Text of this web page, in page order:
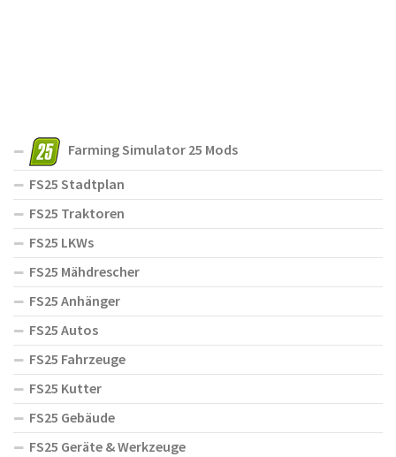
Farming Simulator 25 Mods
FS25 Stadtplan
FS25 Traktoren
FS25 LKWs
FS25 Mähdrescher
FS25 Anhänger
FS25 Autos
FS25 Fahrzeuge
FS25 Kutter
FS25 Gebäude
FS25 Geräte & Werkzeuge